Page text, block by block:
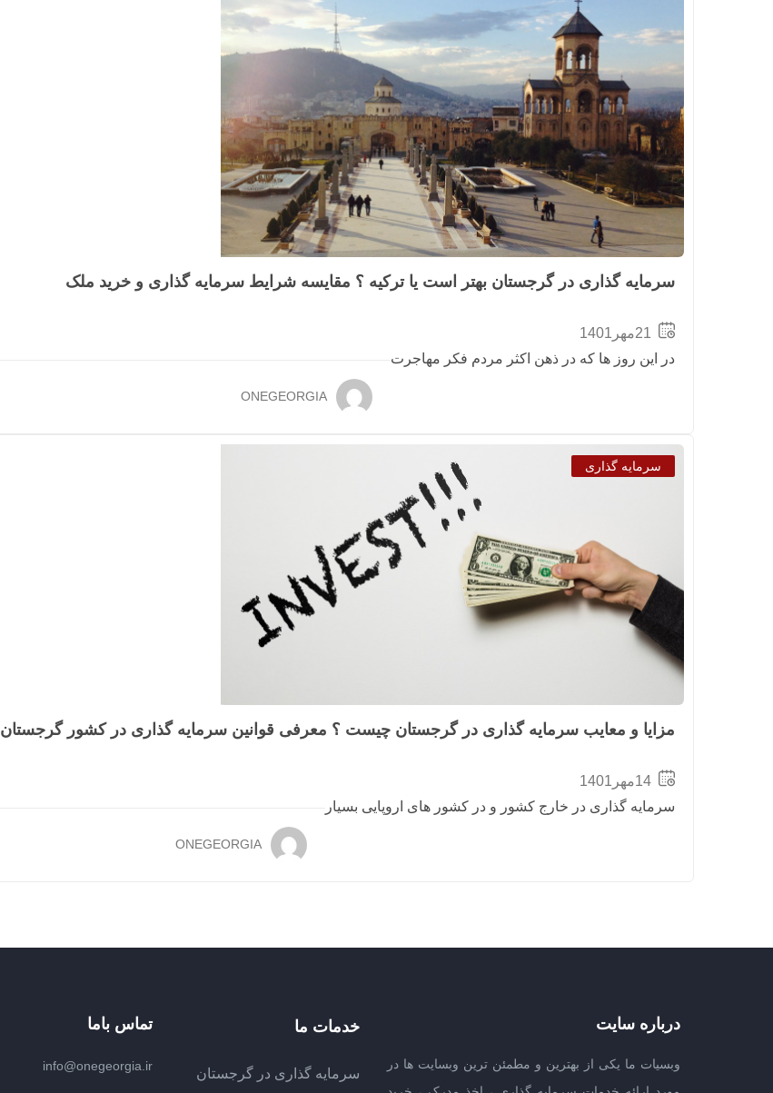
سرمایه گذاری در گرجستان بهتر است یا ترکیه ؟ مقایسه شرایط سرمایه گذاری و خرید ملک
21مهر1401
در این روز ها که در ذهن اکثر مردم فکر مهاجرت
ONEGEORGIA
سرمایه گذاری
مزایا و معایب سرمایه گذاری در گرجستان چیست ؟ معرفی قوانین سرمایه گذاری در کشور گرجستان
14مهر1401
سرمایه گذاری در خارج کشور و در کشور های اروپایی بسیار
ONEGEORGIA
درباره سایت
وبسیات ما یکی از بهترین و مطمئن ترین وبسایت ها در
خدمات ما
سرمایه گذاری در گرجستان
تماس باما
info@onegeorgia.ir